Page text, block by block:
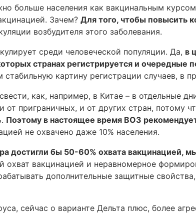
больше населения как вакцинальным
Зачем? Для того, чтобы повысить
возбудителя этого заболевания.
среди человеческой популяции. Да, в
странах регистрируется и очередные
картину регистрации случаев, в
как, например, в Китае – в отдельные
приграничных, и от других стран, потому
Поэтому в настоящее время ВОЗ
не охвачено даже 10% населения.
достигли бы 50-60% охвата вакцинацией,
охват вакцинацией и неравномерное
дополнительные защитные
сейчас о варианте Дельта плюс, более